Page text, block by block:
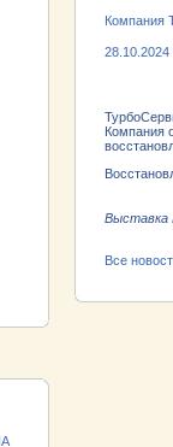
Компания
28.10.2024
Компания
Выставка
Все